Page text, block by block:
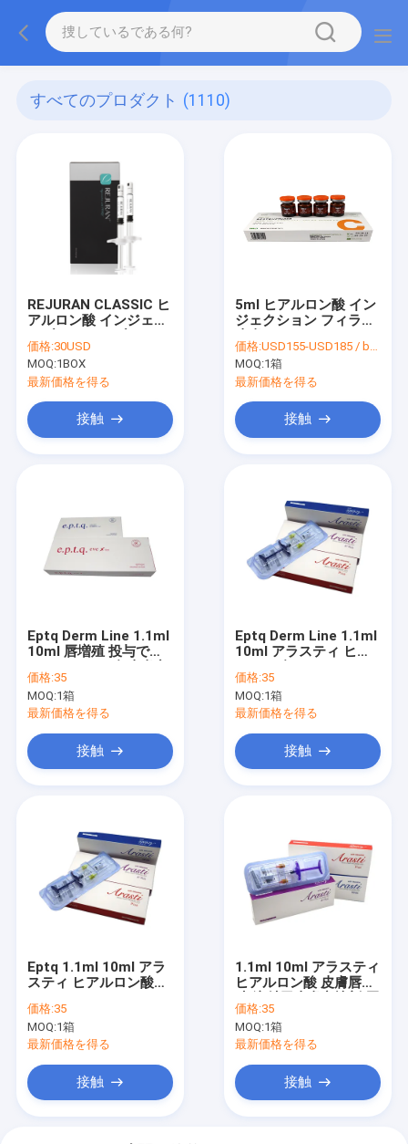
すべてのプロダクト (1110)
REJURAN CLASSIC ヒ
アルロン酸 インジェク
ー
価格:30USD
MOQ:1BOX
最新価格を得る
接触
5ml ヒアルロン酸 イン
ジェクション フィラー
価格:USD155-USD185 / box
MOQ:1箱
最新価格を得る
接触
Eptq Derm Line 1.1ml
10ml 唇増殖 投与でき
填剤 唇満杯
価格:35
MOQ:1箱
最新価格を得る
接触
Eptq Derm Line 1.1ml
10ml アラスティ ヒア
Augmentation インジ
ェクタブル 皮膚充填剤
唇満杯
価格:35
MOQ:1箱
最新価格を得る
接触
Eptq 1.1ml 10ml アラ
スティ ヒアルロン酸
Augmentation インジ
ェクタブル 皮膚充填剤
唇満杯
価格:35
MOQ:1箱
最新価格を得る
接触
1.1ml 10ml アラスティ
ヒアルロン酸 皮膚唇増
満杯
価格:35
MOQ:1箱
最新価格を得る
接触